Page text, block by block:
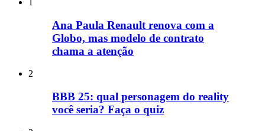
Ana Paula Renault renova com a
Globo, mas modelo de contrato
chama a atenção
2
BBB 25: qual personagem do reality
você seria? Faça o quiz